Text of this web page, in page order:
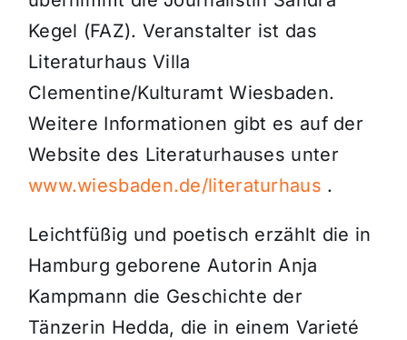
Kegel (FAZ). Veranstalter ist das
Literaturhaus Villa
Clementine/Kulturamt Wiesbaden.
Weitere Informationen gibt es auf der
Website des Literaturhauses unter
www.wiesbaden.de/literaturhaus .
Leichtfüßig und poetisch erzählt die in
Hamburg geborene Autorin Anja
Kampmann die Geschichte der
Tänzerin Hedda, die in einem Varieté